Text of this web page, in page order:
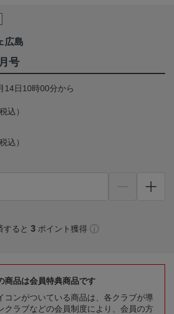
広島
号
14日10時00分から
税込）
税込）
すると 3 ポイント獲得
商品は会員特典商品です
コンがついている商品は、各クラブが導
クラブなどの会員制度により、会員の方